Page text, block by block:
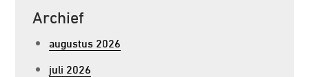
Archief
augustus 2026
juli 2026